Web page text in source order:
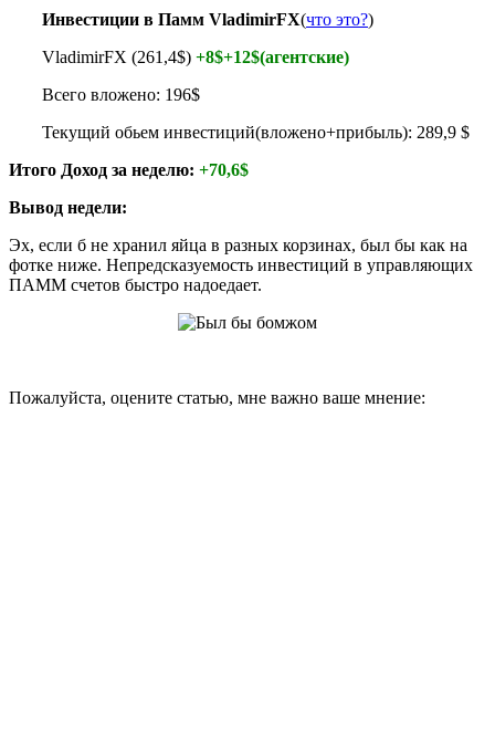
Инвестиции в Памм VladimirFX(что это?)
VladimirFX (261,4$) +8$+12$(агентские)
Всего вложено: 196$
Текущий обьем инвестиций(вложено+прибыль): 289,9 $
Итого Доход за неделю: +70,6$
Вывод недели:
Эх, если б не хранил яйца в разных корзинах, был бы как на
фотке ниже. Непредсказуемость инвестиций в управляющих
ПАММ счетов быстро надоедает.
Пожалуйста, оцените статью, мне важно ваше мнение: